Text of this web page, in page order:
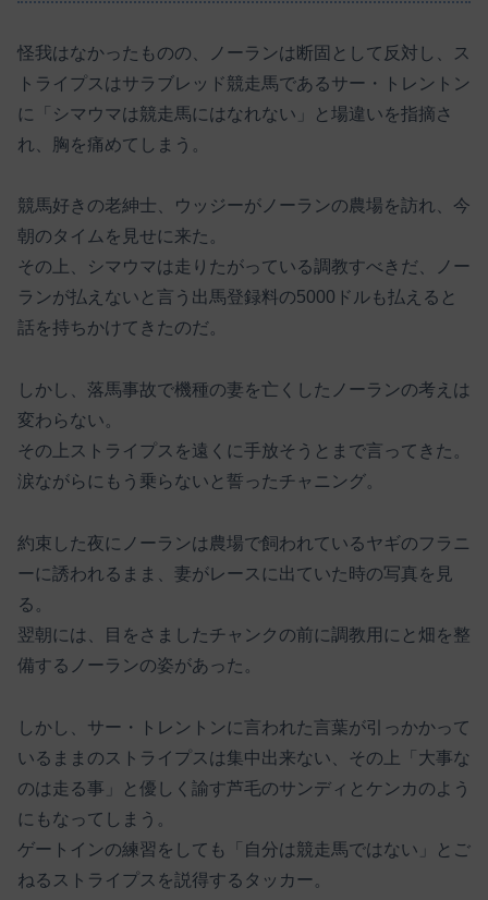
怪我はなかったものの、ノーランは断固として反対し、ス
トライプスはサラブレッド競走馬であるサー・トレントン
に「シマウマは競走馬にはなれない」と場違いを指摘さ
れ、胸を痛めてしまう。
競馬好きの老紳士、ウッジーがノーランの農場を訪れ、今
朝のタイムを見せに来た。
その上、シマウマは走りたがっている調教すべきだ、ノー
ランが払えないと言う出馬登録料の5000ドルも払えると
話を持ちかけてきたのだ。
しかし、落馬事故で機種の妻を亡くしたノーランの考えは
変わらない。
その上ストライプスを遠くに手放そうとまで言ってきた。
涙ながらにもう乗らないと誓ったチャニング。
約束した夜にノーランは農場で飼われているヤギのフラニ
ーに誘われるまま、妻がレースに出ていた時の写真を見
る。
翌朝には、目をさましたチャンクの前に調教用にと畑を整
備するノーランの姿があった。
しかし、サー・トレントンに言われた言葉が引っかかって
いるままのストライプスは集中出来ない、その上「大事な
のは走る事」と優しく諭す芦毛のサンディとケンカのよう
にもなってしまう。
ゲートインの練習をしても「自分は競走馬ではない」とご
ねるストライプスを説得するタッカー。